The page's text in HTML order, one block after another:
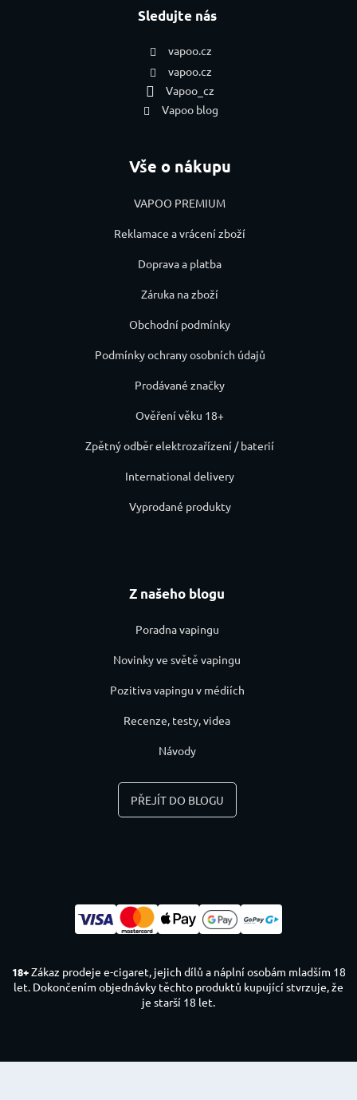
Sledujte nás
vapoo.cz
vapoo.cz
Vapoo_cz
Vapoo blog
Vše o nákupu
VAPOO PREMIUM
Reklamace a vrácení zboží
Doprava a platba
Záruka na zboží
Obchodní podmínky
Podmínky ochrany osobních údajů
Prodávané značky
Ověření věku 18+
Zpětný odběr elektrozařízení / baterií
International delivery
Vyprodané produkty
Z našeho blogu
Poradna vapingu
Novinky ve světě vapingu
Pozitiva vapingu v médiích
Recenze, testy, videa
Návody
PŘEJÍT DO BLOGU
18+Zákaz prodeje e-cigaret, jejich dílů a náplní osobám mladším 18
let. Dokončením objednávky těchto produktů kupující stvrzuje, že
je starší 18 let.